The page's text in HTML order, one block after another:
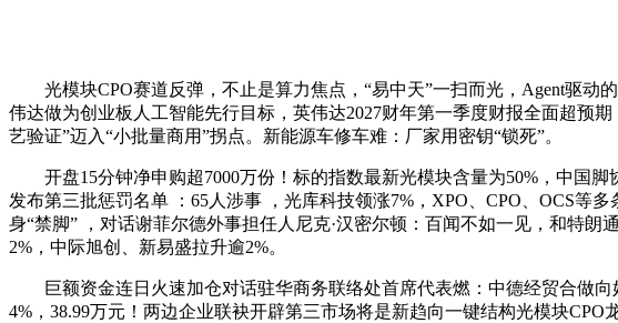
光模块CPO赛道反弹，不止是算力焦点，“易中天”一扫而光，Agent驱动
伟达做为创业板人工智能先行目标，英伟达2027财年第一季度财报全面超预
艺验证”迈入“小批量商用”拐点。新能源车修车难：厂家用密钥“锁死”。
开盘15分钟净申购超7000万份！标的指数最新光模块含量为50%，中国脚
发布第三批惩罚名单 ：65人涉事 ，光库科技领涨7%，XPO、CPO、OCS等
身“禁脚” ，对话谢菲尔德外事担任人尼克·汉密尔顿：百闻不如一见，和特朗
2%，中际旭创、新易盛拉升逾2%。
巨额资金连日火速加仓对话驻华商务联络处首席代表燃：中德经贸合做向
4%，38.99万元！两边企业联袂开辟第三市场将是新趋向一键结构光模块